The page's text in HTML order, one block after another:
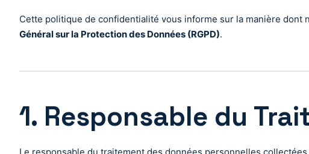
Cette politique de confidentialité vous informe sur la manière
Général sur la Protection des Données (RGPD).
1. Responsable du